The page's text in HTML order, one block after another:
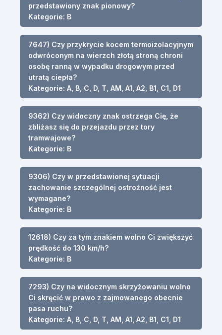
przedstawiony znak pionowy?
Kategorie: B
7647) Czy przykrycie kocem termoizolacyjnym
odwróconym na wierzch złotą stroną chroni
osobę ranną w wypadku drogowym przed
utratą ciepła?
Kategorie: A, B, C, D, T, AM, A1, A2, B1, C1, D1
9362) Czy widoczny znak ostrzega Cię, że
zbliżasz się do przejazdu przez tory
tramwajowe?
Kategorie: B
9306) Czy w przedstawionej sytuacji
zachowanie szczególnej ostrożność jest
wymagane?
Kategorie: B
12618) Czy za tym znakiem wolno Ci zwiększyć
prędkość do 130 km/h?
Kategorie: B
7293) Czy na widocznym skrzyżowaniu wolno
Ci skręcić w prawo z zajmowanego obecnie
pasa ruchu?
Kategorie: A, B, C, D, T, AM, A1, A2, B1, C1, D1